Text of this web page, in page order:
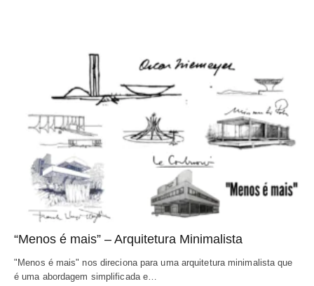
“Menos é mais” – Arquitetura Minimalista
"Menos é mais" nos direciona para uma arquitetura minimalista que
é uma abordagem simplificada e…